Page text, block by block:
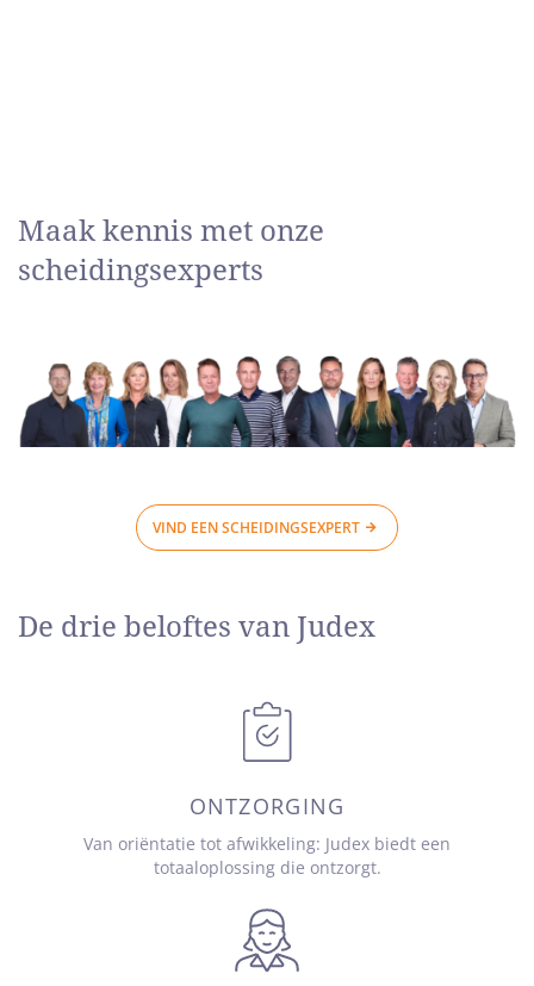
Maak kennis met onze
scheidingsexperts
VIND EEN SCHEIDINGSEXPERT
De drie beloftes van Judex
ONTZORGING
Van oriëntatie tot afwikkeling: Judex biedt een
totaaloplossing die ontzorgt.